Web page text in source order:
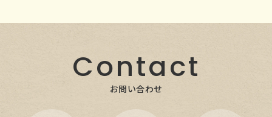
Contact
お問い合わせ